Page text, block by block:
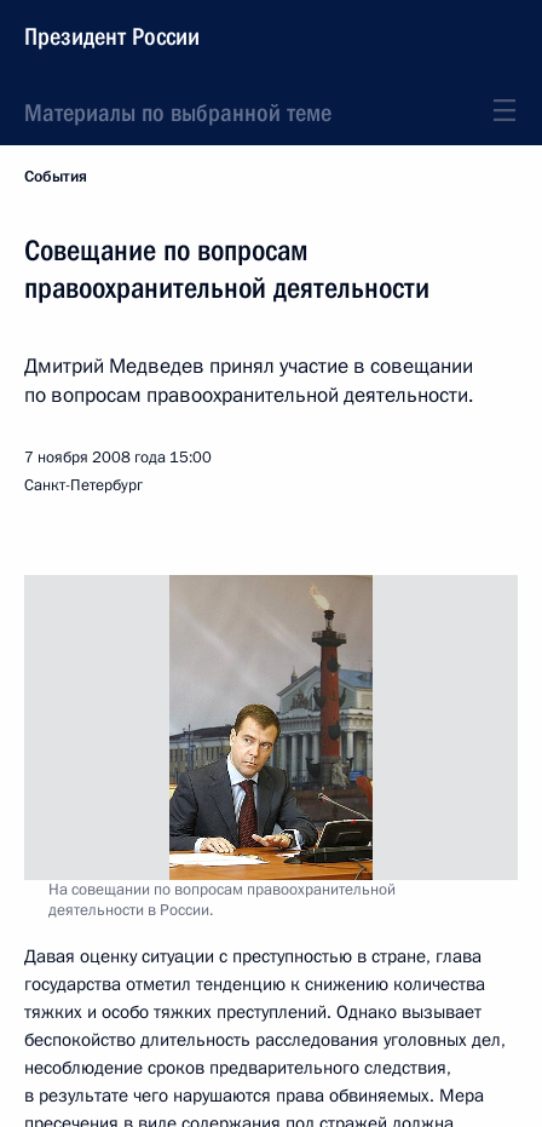
Президент России
Материалы по выбранной теме
События
Совещание по вопросам
правоохранительной деятельности
Дмитрий Медведев принял участие в совещании
по вопросам правоохранительной деятельности.
7 ноября 2008 года 15:00
Санкт-Петербург
На совещании по вопросам правоохранительной
деятельности в России.
Давая оценку ситуации с преступностью в стране, глава
государства отметил тенденцию к снижению количества
тяжких и особо тяжких преступлений. Однако вызывает
беспокойство длительность расследования уголовных дел,
несоблюдение сроков предварительного следствия,
в результате чего нарушаются права обвиняемых. Мера